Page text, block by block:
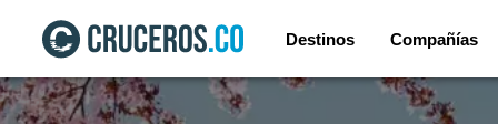
Destinos Compañías